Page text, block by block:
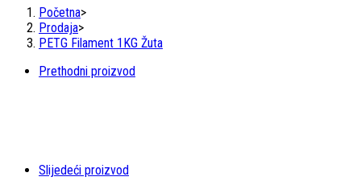
Početna>
Prodaja>
PETG Filament 1KG Žuta
Prethodni proizvod
Slijedeći proizvod